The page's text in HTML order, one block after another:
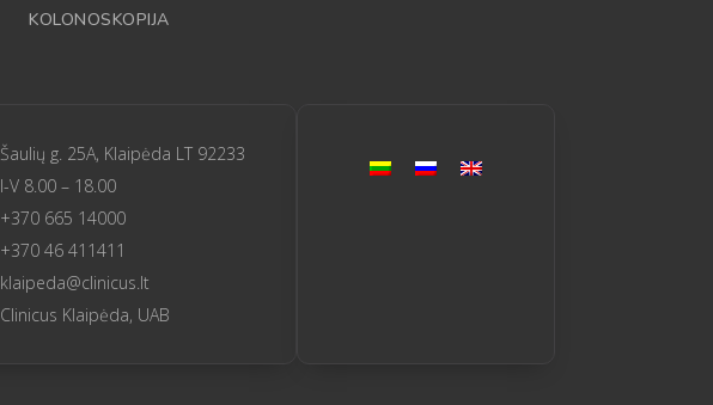
KOLONOSKOPIJA
Šaulių g. 25A, Klaipėda LT 92233
I-V 8.00 – 18.00
+370 665 14000
+370 46 411411
klaipeda@clinicus.lt
Clinicus Klaipėda, UAB